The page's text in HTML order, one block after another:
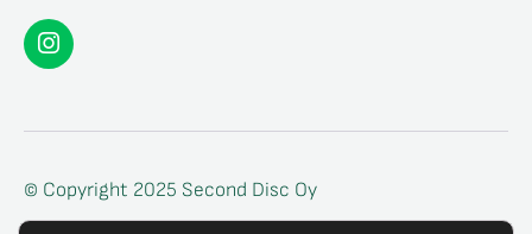
Seconddisc
© Copyright 2025 Second Disc Oy